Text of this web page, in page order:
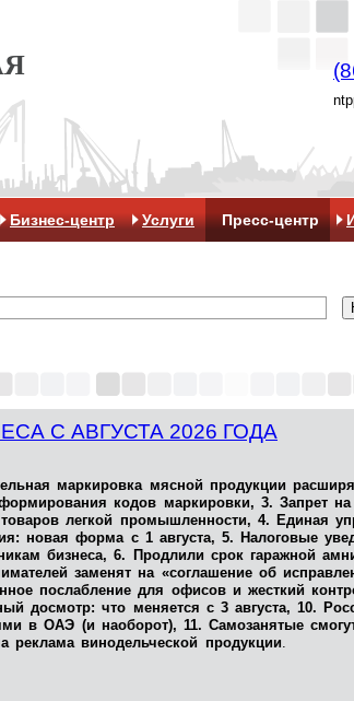
Бизнес-центр Услуги Пресс-центр
С АВГУСТА 2026 ГОДА
маркировка мясной продукции
кодов маркировки, 3. Запрет
товаров легкой промышленности, 4. Единая
новая форма с 1 августа, 5. Налоговые
бизнеса, 6. Продлили срок гаражной
заменят на «соглашение об
послабление для офисов и жесткий
досмотр: что меняется с 3 августа, 10.
в ОАЭ (и наоборот), 11. Самозанятые
реклама винодельческой продукции